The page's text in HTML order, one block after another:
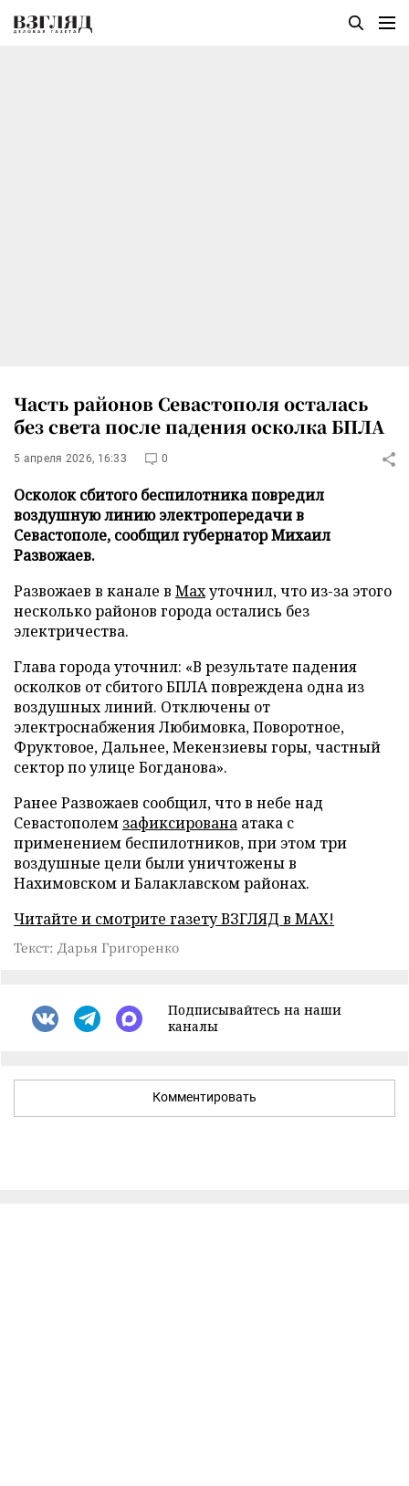
Часть районов Севастополя осталась
без света после падения осколка БПЛА
5 апреля 2026, 16:33 0
Осколок сбитого беспилотника повредил
воздушную линию электропередачи в
Севастополе, сообщил губернатор Михаил
Развожаев.
Развожаев в канале в Мaxуточнил, что из-за этого
несколько районов города остались без
электричества.
Глава города уточнил: «В результате падения
осколков от сбитого БПЛА повреждена одна из
воздушных линий. Отключены от
электроснабжения Любимовка, Поворотное,
Фруктовое, Дальнее, Мекензиевы горы, частный
сектор по улице Богданова».
Ранее Развожаев сообщил, что в небе над
Севастополем зафиксирована атака с
применением беспилотников, при этом три
воздушные цели были уничтожены в
Нахимовском и Балаклавском районах.
Читайте и смотрите газету ВЗГЛЯД в MAX!
Текст: Дарья Григоренко
Подписывайтесь на наши
каналы
Комментировать